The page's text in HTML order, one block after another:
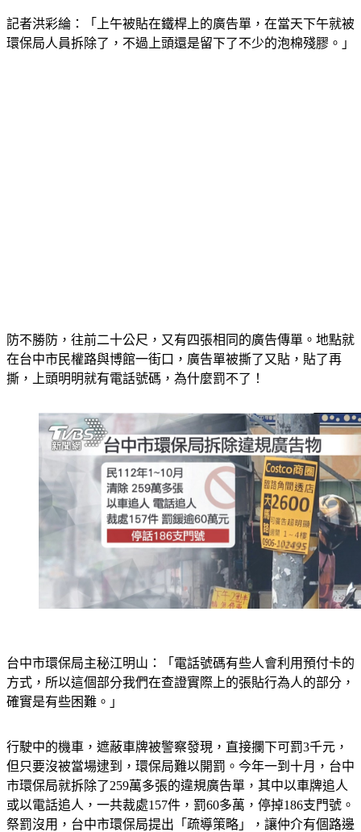
記者洪彩綸：「上午被貼在鐵桿上的廣告單，在當天下午就被
防不勝防，往前二十公尺，又有四張相同的廣告傳單。地點就
在台中市民權路與博館一街口，廣告單被撕了又貼，貼了再
台中市環保局主秘江明山：「電話號碼有些人會利用預付卡的
方式，所以這個部分我們在查證實際上的張貼行為人的部分，
行駛中的機車，遮蔽車牌被警察發現，直接攔下可罰3千元，
但只要沒被當場逮到，環保局難以開罰。今年一到十月，台中
市環保局就拆除了259萬多張的違規廣告單，其中以車牌追人
或以電話追人，一共裁處157件，罰60多萬，停掉186支門號。